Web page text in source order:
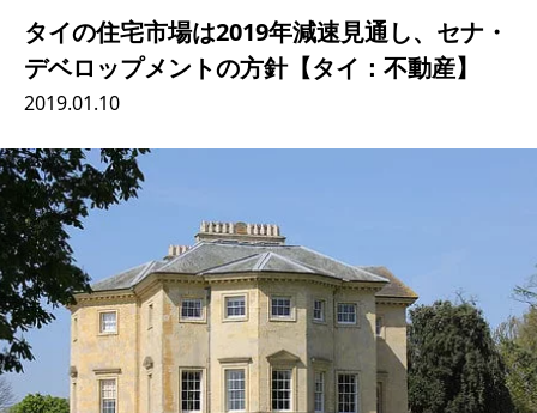
タイの住宅市場は2019年減速見通し、セナ・
デベロップメントの方針【タイ：不動産】
2019.01.10